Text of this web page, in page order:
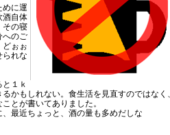
めに運
酒自体
その寝
へのご
どぉぉ
られな
１ｋ
かもしれない。食生活を見直すのではなく、
とが書いてありました。
最近ちょっと、酒の量も多めだしな